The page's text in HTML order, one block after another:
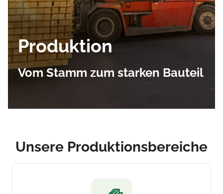
Produktion
Vom Stamm zum starken Bauteil
Unsere Produktionsbereiche